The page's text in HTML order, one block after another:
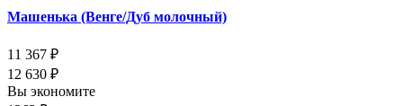
Машенька (Венге/Дуб молочный)
11 367 ₽
12 630 ₽
Вы экономите